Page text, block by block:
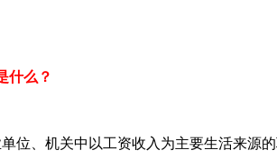
什么？
位、机关中以工资收入为主要生活来源的